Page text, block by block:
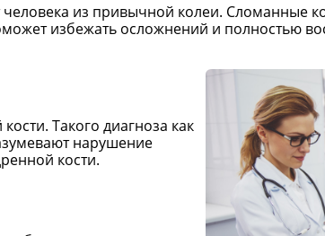
из привычной колеи. Сломанные
избежать осложнений и полностью
Такого диагноза как
нарушение
кости.